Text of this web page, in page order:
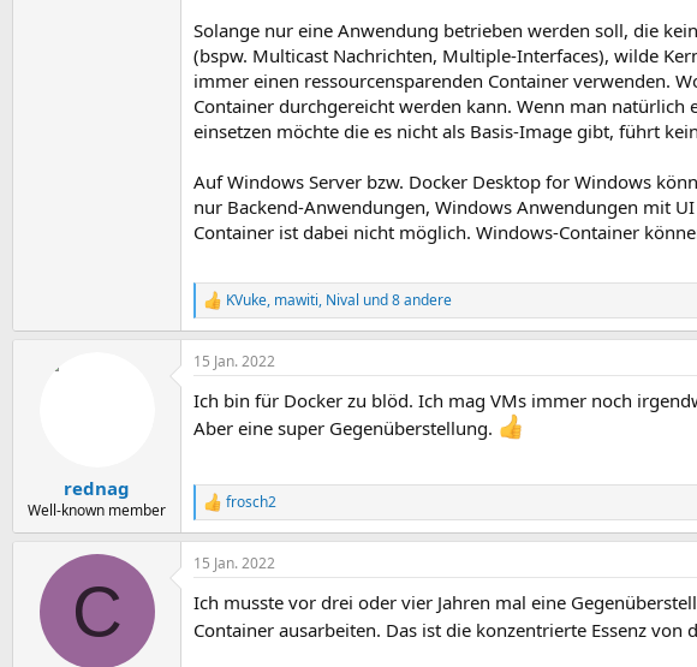
Solange nur eine Anwendung betrieben werden soll, die
(bspw. Multicast Nachrichten, Multiple-Interfaces), wilde
immer einen ressourcensparenden Container verwenden.
Container durchgereicht werden kann. Wenn man
einsetzen möchte die es nicht als Basis-Image gibt, führt
Auf Windows Server bzw. Docker Desktop for Windows
nur Backend-Anwendungen, Windows Anwendungen mit
Container ist dabei nicht möglich. Windows-Container
R
e
a
k
i
o
n
n
KVuke, mawiti, Nival und 8 andere
rednag
Well-known member
15 Jan. 2022
Ich bin für Docker zu blöd. Ich mag VMs immer noch
Aber eine super Gegenüberstellung.
R
e
a
k
i
o
frosch2
C
15 Jan. 2022
Ich musste vor drei oder vier Jahren mal eine
Container ausarbeiten. Das ist die konzentrierte Essenz von